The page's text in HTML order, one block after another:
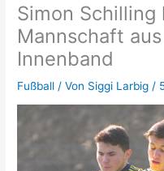
Simon
Mannschaft
Innenband
Fußball / Von Siggi Larbig /